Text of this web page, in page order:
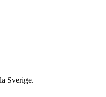
Sverige.